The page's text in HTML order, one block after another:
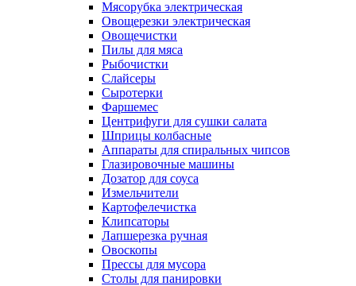
Мясорубка электрическая
Овощерезки электрическая
Овощечистки
Пилы для мяса
Рыбочистки
Слайсеры
Сыротерки
Фаршемес
Центрифуги для сушки салата
Шприцы колбасные
Аппараты для спиральных чипсов
Глазировочные машины
Дозатор для соуса
Измельчители
Картофелечистка
Клипсаторы
Лапшерезка ручная
Овоскопы
Прессы для мусора
Столы для панировки